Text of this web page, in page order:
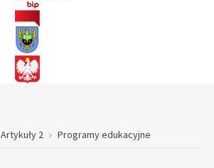
Artykuły 2 Programy edukacyjne